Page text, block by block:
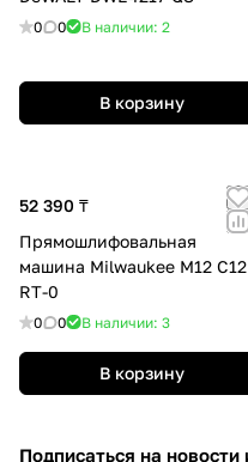
0 0 В наличии: 2
В корзину
52 390 ₸
Прямошлифовальная
машина Milwaukee M12 C12
RT-0
0 0 В наличии: 3
В корзину
Подписаться на новости